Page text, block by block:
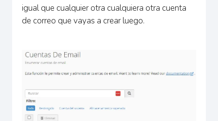
igual que cualquier otra cualquiera otra cuenta
de correo que vayas a crear luego.